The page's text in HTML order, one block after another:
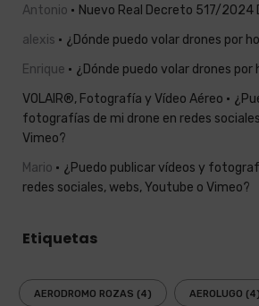
Antonio
Nuevo Real Decreto 517/2024
alexis
¿Dónde puedo volar drones por
Enrique
¿Dónde puedo volar drones por
VOLAIR®, Fotografía y Vídeo Aéreo
fotografías de mi drone en redes
Vimeo?
Mario
¿Puedo publicar vídeos y
redes sociales, webs, Youtube o Vimeo?
Etiquetas
AERODROMO ROZAS (4) AEROLUGO (4)